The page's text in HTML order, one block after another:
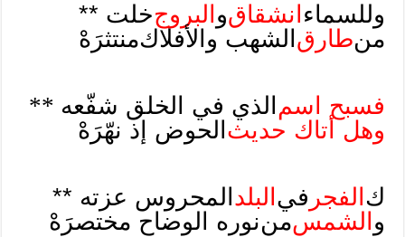
وللسماء انشقاقو البروجخلت **
منطارق الشهب والأفلاكمنتثرَهْ
فسبح اسم الذي في الخلق شفّعه **
وهل أتاك حديث الحوض إذ نهّرَهْ
ك الفجر في البلد المحروس عزته **
و الشمسمننوره الوضاح مختصرَهْ